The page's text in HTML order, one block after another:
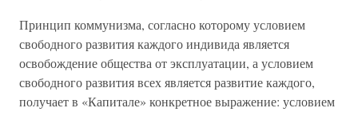
Принцип коммунизма, согласно которому условием
свободного развития каждого индивида является
освобождение общества от эксплуатации, а условием
свободного развития всех является развитие каждого,
получает в «Капитале» конкретное выражение: условием